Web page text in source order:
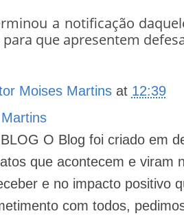
a notificação
para que apresentem
Moises Martins at 12:39
O Blog foi criado em
que acontecem e viram
e no impacto positivo
com todos,